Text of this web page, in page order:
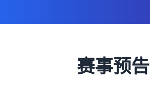
赛事预告